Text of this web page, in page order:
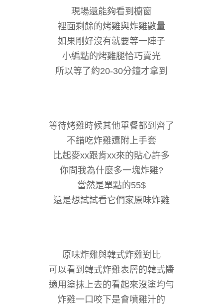
現場還能夠看到櫥窗
裡面剩餘的烤雞與炸雞數量
如果剛好沒有就要等一陣子
小編點的烤雞腿恰巧賣光
所以等了約20-30分鐘才拿到
等待烤雞時候其他單餐都到齊了
不錯吃炸雞還附上手套
比起麥xx跟肯xx來的貼心許多
你問我為什麼多一塊炸雞?
當然是單點的55$
還是想試試看它們家原味炸雞
原味炸雞與韓式炸雞對比
可以看到韓式炸雞表層的韓式醬
適用塗抹上去的看起來沒塗均勻
炸雞一口咬下是會噴雞汁的